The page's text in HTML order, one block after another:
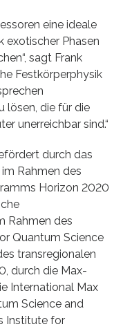
eine ideale
exotischer Phasen
sagt Frank
Festkörperphysik
lösen, die für die
unerreichbar sind.“
durch das
Rahmen des
Horizon 2020
Rahmen des
Quantum Science
transregionalen
durch die Max-
International Max
Science and
Institute for